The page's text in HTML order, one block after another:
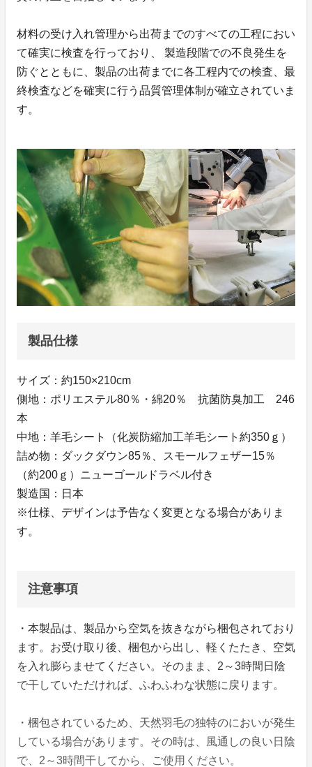
材料の受け入れ管理から出荷までのすべての工程におい
て確実に検査を行っており、 製造段階での不良発生を
防ぐとともに、製品の出荷までに各工程内での検査、最
終検査などを確実に行う品質管理体制が確立されていま
す。
製品仕様
サイズ：約150×210cm
側地：ポリエステル80％・綿20％ 抗菌防臭加工 246
本
中地：羊毛シート（化炭防縮加工羊毛シート約350ｇ）
詰め物：ダックダウン85％、スモールフェザー15％
（約200ｇ）ニューゴールドラベル付き
製造国：日本
※仕様、デザインは予告なく変更となる場合がありま
す。
注意事項
・本製品は、製品から空気を抜きながら梱包されており
ます。お受け取り後、梱包から出し、軽くたたき、空気
を入れ膨らませてください。そのまま、2～3時間日陰
で干していただければ、ふわふわな状態に戻ります。
・梱包されているため、天然羽毛の独特のにおいが発生
している場合があります。その時は、風通しの良い日陰
で、2～3時間干してから、ご使用ください。